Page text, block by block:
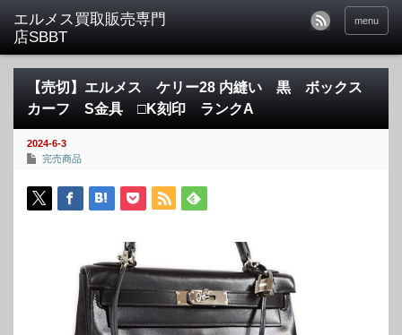
menu
【売切】エルメス ケリー28 内縫い 黒 ボックス
カーフ S金具 □K刻印 ランクA
2024-6-3
完売商品